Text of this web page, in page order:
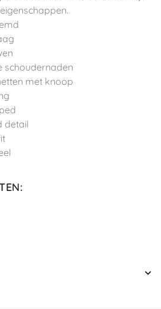
schoudernaden
met knoop
detail
: